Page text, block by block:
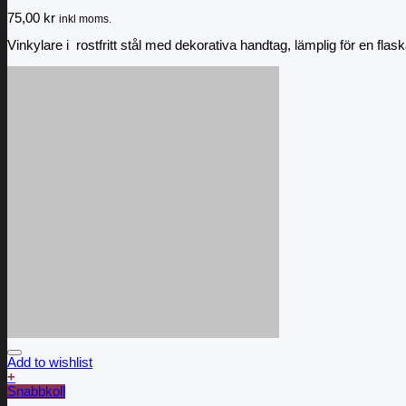
75,00 kr inkl moms.
Vinkylare i rostfritt stål med dekorativa handtag, lämplig för en
Add to wishlist
+
Snabbkoll